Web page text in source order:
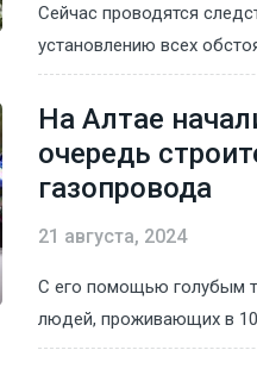
Сейчас проводятся
установлению всех
На Алтае
очередь
газопровода
21 августа, 2024
С его помощью голубым
людей, проживающих в